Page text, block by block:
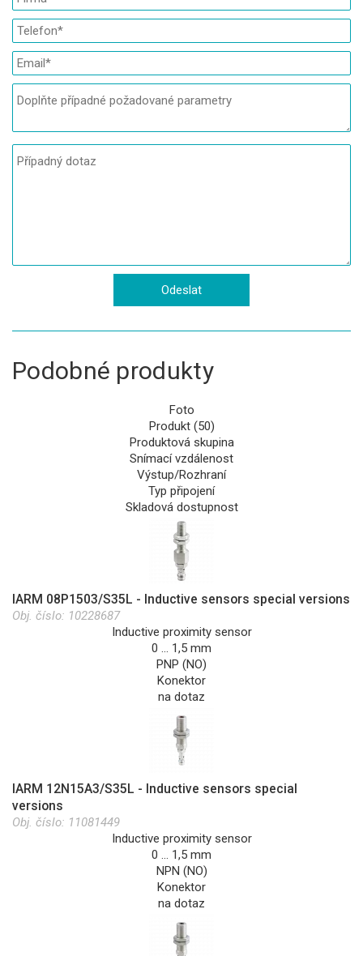
Podobné produkty
Foto
Produkt (50)
Produktová skupina
Snímací vzdálenost
Výstup/Rozhraní
Typ připojení
Skladová dostupnost
IARM 08P1503/S35L - Inductive sensors special versions
Obj. číslo: 10228687
Inductive proximity sensor
0 … 1,5 mm
PNP (NO)
Konektor
na dotaz
IARM 12N15A3/S35L - Inductive sensors special
versions
Obj. číslo: 11081449
Inductive proximity sensor
0 … 1,5 mm
NPN (NO)
Konektor
na dotaz